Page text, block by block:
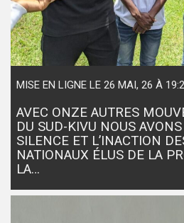
MISE EN LIGNE LE 26 MAI, 26 À
AVEC ONZE AUTRES
DU SUD-KIVU NOUS
SILENCE ET L’INACTION
NATIONAUX ÉLUS DE LA
LA…